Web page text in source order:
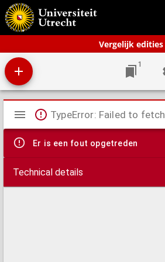
Vergelijk edities
Bos' schoolatlas der geheele aarde.
1
Mirador
viewer
TypeError: Failed to fetch
Er is een fout opgetreden
Technical details